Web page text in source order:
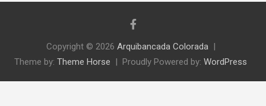
Copyright © 2026 Arquibancada Colorada
Theme by: Theme Horse Proudly Powered by: WordPress